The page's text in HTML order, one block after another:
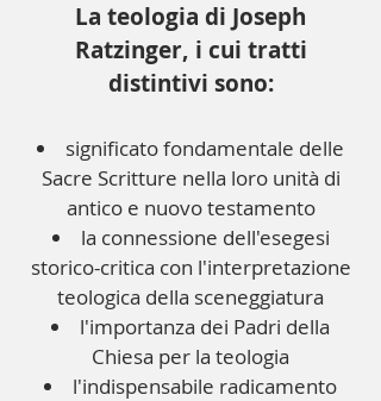
La teologia di Joseph
Ratzinger, i cui tratti
distintivi sono:
significato fondamentale delle
Sacre Scritture nella loro unità di
antico e nuovo testamento
la connessione dell'esegesi
storico-critica con l'interpretazione
teologica della sceneggiatura
l'importanza dei Padri della
Chiesa per la teologia
l'indispensabile radicamento